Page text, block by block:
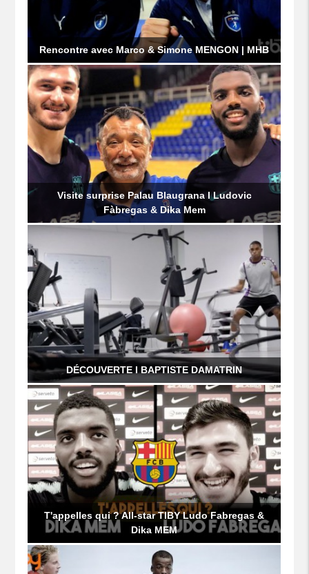
Rencontre avec Marco & Simone MENGON | MHB
Visite surprise Palau Blaugrana I Ludovic
Fàbregas & Dika Mem
T'appelles qui ? All-star TIBY Ludo Fabregas &
Dika MEM
DÉCOUVERTE I BAPTISTE DAMATRIN